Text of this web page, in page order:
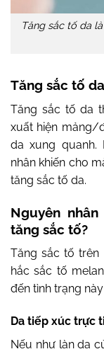
Tăng sắc tố da
Tăng sắc tố
Tăng sắc tố da
xuất hiện mảng/
da xung quanh.
nhân khiến cho
tăng sắc tố da.
Nguyên
tăng sắc tố?
Tăng sắc tố
hắc sắc tố
đến tình trạng
Da tiếp xúc trực
Nếu như làn da